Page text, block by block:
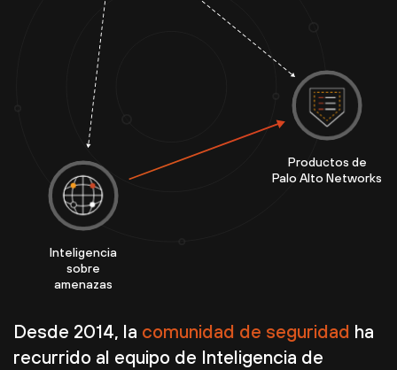
Desde 2014, la comunidad de seguridad ha
recurrido al equipo de Inteligencia de
Productos de
Palo Alto Networks
Inteligencia
sobre
amenazas